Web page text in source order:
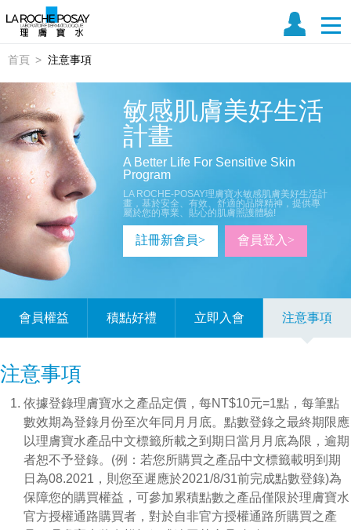
首頁 注意事項
敏感肌膚美好生活
計畫
A Better Life For Sensitive Skin
Program
LA ROCHE-POSAY理膚寶水敏感肌膚美好生活計
畫，基於安全、有效、舒適的品牌精神，提供專
屬於您的專業、貼心的肌膚照護體驗!
註冊新會員> 會員登入>
會員權益 積點好禮 立即入會 注意事項
注意事項
依據登錄理膚寶水之產品定價，每NT$10元=1點，每筆點
數效期為登錄月份至次年同月月底。點數登錄之最終期限應
以理膚寶水產品中文標籤所載之到期日當月月底為限，逾期
者恕不予登錄。(例：若您所購買之產品中文標籤載明到期
日為08.2021，則您至遲應於2021/8/31前完成點數登錄)為
保障您的購買權益，可參加累積點數之產品僅限於理膚寶水
官方授權通路購買者，對於自非官方授權通路所購買之產